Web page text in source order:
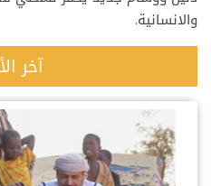
والانسانية.
آخر